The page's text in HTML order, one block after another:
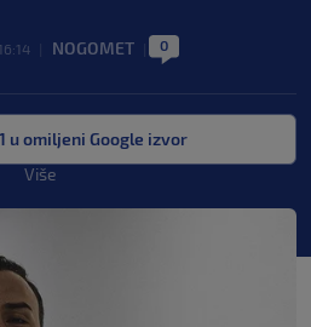
NOGOMET 0
u omiljeni Google izvor
Više